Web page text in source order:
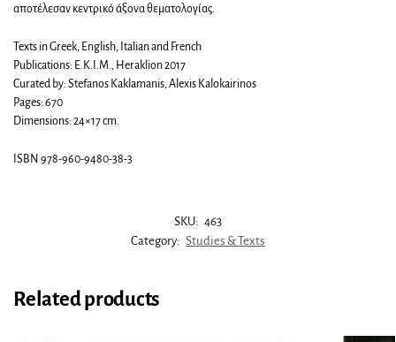
αποτέλεσαν κεντρικό άξονα θεματολογίας.
Texts in Greek, English, Italian and French
Publications: E.K.I.M., Heraklion 2017
Curated by: Stefanos Kaklamanis, Alexis Kalokairinos
Pages: 670
Dimensions: 24×17 cm.
ISBN 978-960-9480-38-3
SKU: 463
Category: Studies & Texts
Related products